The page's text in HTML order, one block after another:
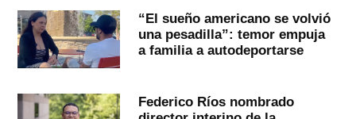
“El sueño americano se volvió
una pesadilla”: temor empuja
a familia a autodeportarse
Federico Ríos nombrado